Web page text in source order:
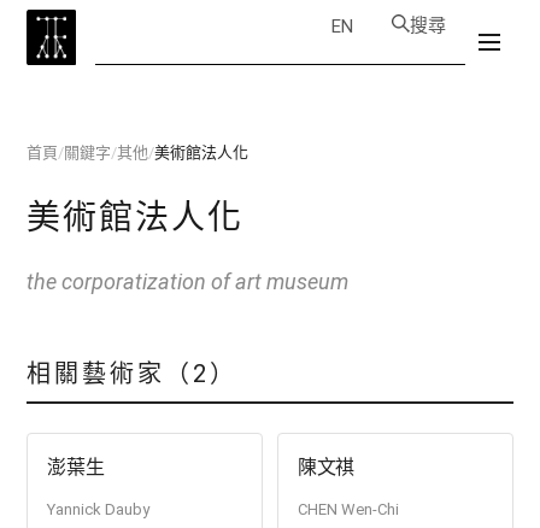
EN 搜尋
首頁/關鍵字/其他/美術館法人化
美術館法人化
the corporatization of art museum
相關藝術家（2）
澎葉生
Yannick Dauby
陳文祺
CHEN Wen-Chi